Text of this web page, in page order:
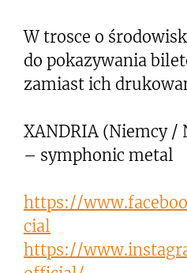
W trosce o
do pokazywania
zamiast ich
XANDRIA (Niemcy /
– symphonic metal
https://
cial
https://